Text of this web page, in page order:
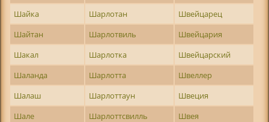
Шайка
Шарлотан
Швейцарец
Шайтан
Шарлотвиль
Швейцария
Шакал
Шарлотка
Швейцарский
Шаланда
Шарлотта
Швеллер
Шалаш
Шарлоттаун
Швеция
Шале
Шарлоттсвилль
Швея